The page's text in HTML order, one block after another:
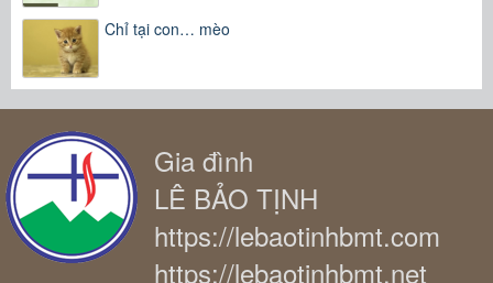
Chỉ tại con… mèo
Gia đình
LÊ BẢO TỊNH
https://lebaotinhbmt.com
https://lebaotinhbmt.net